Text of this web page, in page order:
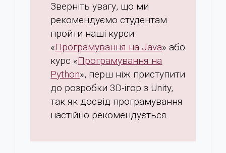
Зверніть увагу, що ми
рекомендуємо студентам
пройти наші курси
«Програмування на Java» або
курс «Програмування на
Python», перш ніж приступити
до розробки 3D-ігор з Unity,
так як досвід програмування
настійно рекомендується.